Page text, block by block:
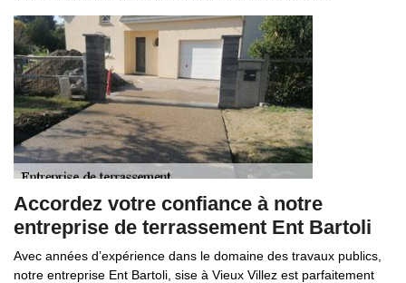
Accordez votre confiance à notre
entreprise de terrassement Ent Bartoli
Avec années d’expérience dans le domaine des travaux publics,
notre entreprise Ent Bartoli, sise à Vieux Villez est parfaitement